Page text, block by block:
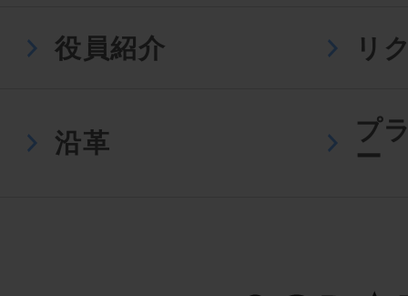
役員紹介 リ
沿革
プ
ー